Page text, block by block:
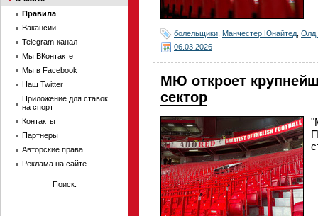
болельщики Манчестер Юнайтед Олд
06.03.2026
МЮ откроет
сектор
Правила
Вакансии
Telegram-канал
Мы ВКонтакте
Мы в Facebook
Наш Twitter
Приложение для ставок
на спорт
Контакты
Партнеры
Авторские права
Реклама на сайте
Поиск: